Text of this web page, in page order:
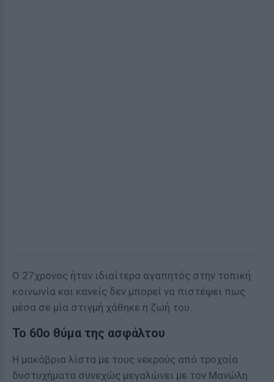
Ο 27χρονος ήταν ιδιαίτερα αγαπητός στην τοπική
κοινωνία και κανείς δεν μπορεί να πιστέψει πως
μέσα σε μία στιγμή χάθηκε η ζωή του.
Το 60ο θύμα της ασφάλτου
Η μακάβρια λίστα με τους νεκρούς από τροχαία
δυστυχήματα συνεχώς μεγαλώνει με τον Μανώλη